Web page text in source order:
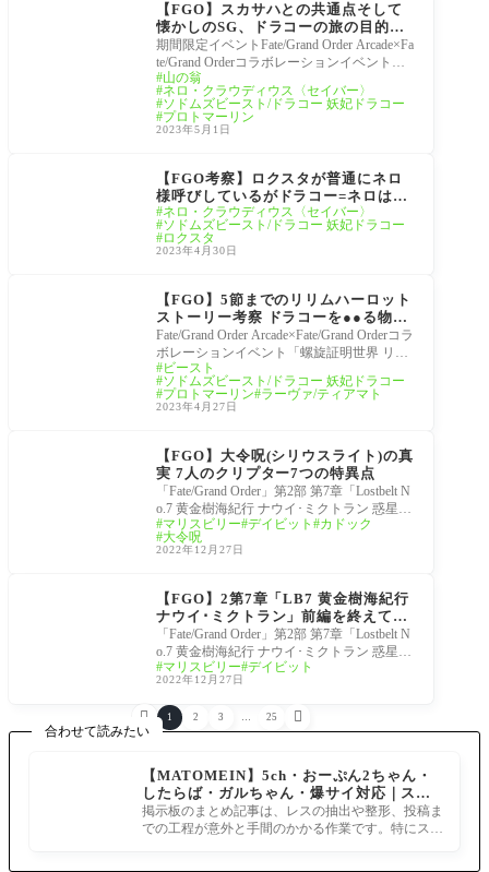
【FGO】スカサハとの共通点そして
懐かしのSG、ドラコーの旅の目的が
判明。リリムハーロット14節と15節
の画像付きダイジェストとマスター達
の感想・考察
期間限定イベントFate/Grand Order Arcade×Fa
te/Grand Orderコラボレーションイベント
「螺旋証明世界 リリムハーロット ～喝采な
き薔薇～ネロ
山の翁
ネロ・クラウディウス〈セイバー〉
ソドムズビースト/ドラコー 妖妃ドラコー
プロトマーリン
2023年5月1日
【FGO考察】ロクスタが普通にネロ
様呼びしているがドラコー=ネロは確
定なのか？「三度落陽を迎えた後、ひ
とり事切れるはずの運命からはずれた
イフの姿。」
ネロ・クラウディウス〈セイバー〉
ソドムズビースト/ドラコー 妖妃ドラコー
ロクスタ
2023年4月30日
【FGO】5節までのリリムハーロット
ストーリー考察 ドラコーを●●る物
語？
Fate/Grand Order Arcade×Fate/Grand Orderコラ
ボレーションイベント「螺旋証明世界 リリ
ムハーロット ～喝采なき薔薇～ ストーリー
考察 余がソ
ビースト
ソドムズビースト/ドラコー 妖妃ドラコー
プロトマーリン ラーヴァ/ティアマト
2023年4月27日
【FGO】大令呪(シリウスライト)の真
実 7人のクリプター7つの特異点
「Fate/Grand Order」第2部 第7章「Lostbelt N
o.7 黄金樹海紀行 ナウイ･ミクトラン 惑星を
統べるもの」(前編)にてデイビットより大令
呪の真
マリスビリー デイビット
カドック
大令呪
2022年12月27日
【FGO】2第7章「LB7 黄金樹海紀行
ナウイ･ミクトラン」前編を終えての
マリスビリー、デイビット考察 ネタ
バレ注意
「Fate/Grand Order」第2部 第7章「Lostbelt N
o.7 黄金樹海紀行 ナウイ･ミクトラン 惑星を
統べるもの」(前編)デイビット、マリスビリ
ー考察
マリスビリー デイビット
2022年12月27日
 1 2 3 … 25 
合わせて読みたい
【MATOMEIN】5ch・おーぷん2ちゃん・
したらば・ガルちゃん・爆サイ対応｜スマ
ホでまとめ記事を作れるアプリ FGOのまと
め記事ができるまで
掲示板のまとめ記事は、レスの抽出や整形、投稿ま
での工程が意外と手間のかかる作業です。特にスマ